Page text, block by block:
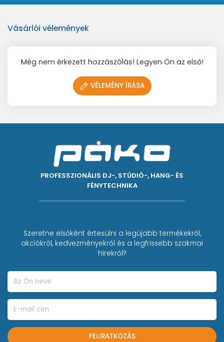
Vásárlói vélemények
Még nem érkezett hozzászólás! Legyen Ön az első!
VÉLEMÉNY ÍRÁSA
PROFESSZIONÁLIS DJ-, STÚDIÓ-, HANG- ÉS
FÉNYTECHNIKA
Szeretne elsőként értesülni a legújabb termékekről,
akciókról, kedvezményekről és a legfrissebb szakmai
hírekről?
FELIRATKOZÁS